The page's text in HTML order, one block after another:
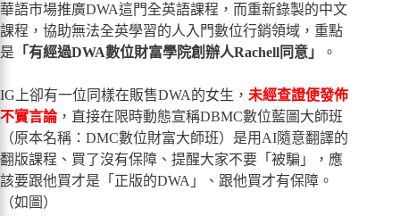
華語市場推廣DWA這門全英語課程，而重新錄製的中文
課程，協助無法全英學習的人入門數位行銷領域，重點
是 「有經過DWA數位財富學院創辦人Rachell同意」 。
IG上卻有一位同樣在販售DWA的女生， 未經查證便發佈
不實言論，直接在限時動態宣稱DBMC數位藍圖大師班
（原本名稱：DMC數位財富大師班）是用AI隨意翻譯的
翻版課程、買了沒有保障、提醒大家不要「被騙」，應
該要跟他買才是「正版的DWA」、跟他買才有保障。
（如圖）